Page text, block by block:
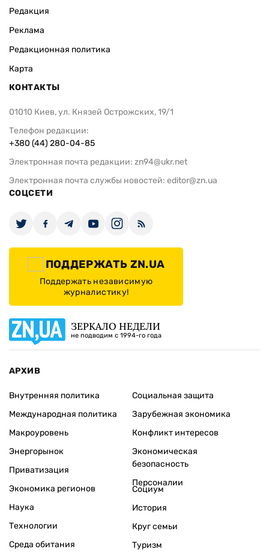
Редакция
Реклама
Редакционная политика
Карта
КОНТАКТЫ
01010 Киев, ул. Князей Острожских, 19/1
Телефон редакции:
+380 (44) 280-04-85
Электронная почта редакции: zn94@ukr.net
Электронная почта службы новостей: editor@zn.ua
СОЦСЕТИ
ПОДДЕРЖАТЬ ZN.UA
Поддержать независимую
журналистику!
ЗЕРКАЛО НЕДЕЛИ
не подводим с 1994-го года
АРХИВ
Внутренняя политика
Международная политика
Макроуровень
Энергорынок
Приватизация
Экономика регионов
Социальная защита
Зарубежная экономика
Конфликт интересов
Экономическая
безопасность
Персоналии
Наука
Технологии
Среда обитания
Социум
История
Круг семьи
Туризм